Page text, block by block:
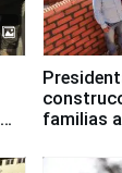
familias